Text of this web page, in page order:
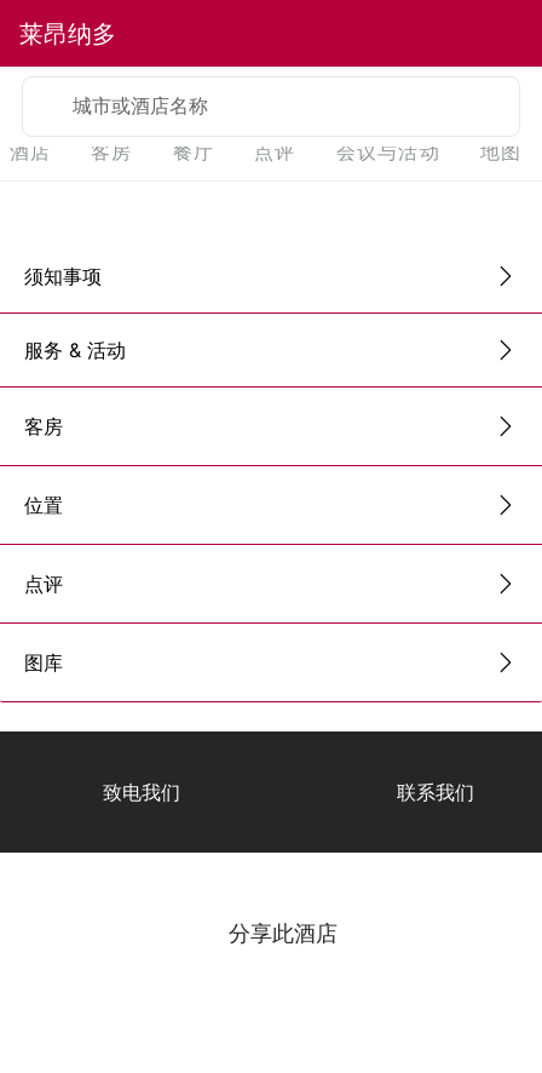
莱昂纳多
城市或酒店名称
酒店 客房 餐厅 点评 会议与活动 地图
须知事项
服务 & 活动
客房
位置
点评
图库
致电我们 联系我们
分享此酒店